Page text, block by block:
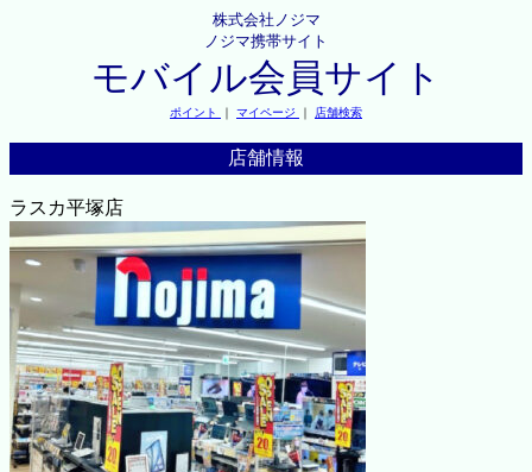
株式会社ノジマ
ノジマ携帯サイト
モバイル会員サイト
ポイント ｜ マイページ ｜ 店舗検索
店舗情報
ラスカ平塚店